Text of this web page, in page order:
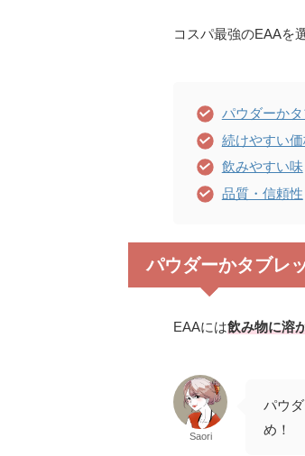
コスパ最強のEAAを
パウダーか
続けやすい価
飲みやすい味
品質・信頼性
パウダーかタブレ
EAAには飲み物に溶
Saori
パウ
め！